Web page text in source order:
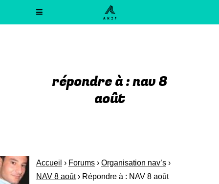
répondre à : nav 8
août
Accueil › Forums › Organisation nav’s ›
NAV 8 août › Répondre à : NAV 8 août